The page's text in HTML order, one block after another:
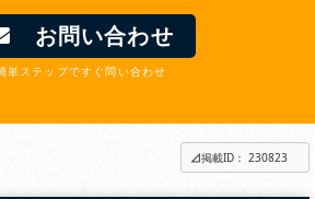
お問い合わせ
単ステップですぐ問い合わせ
掲載ID： 230823